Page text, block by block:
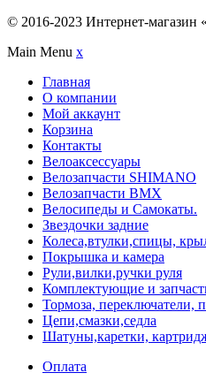
© 2016-2023 Интернет-магазин
Main Menu x
Главная
О компании
Мой аккаунт
Корзина
Контакты
Велоаксессуары
Велозапчасти SHIMANO
Велозапчасти BMX
Велосипеды и Самокаты.
Звездочки задние
Колеса,втулки,спицы,
Покрышка и камера
Рули,вилки,ручки руля
Комплектующие и
Тормоза, переключатели,
Цепи,смазки,седла
Шатуны,каретки,
Оплата